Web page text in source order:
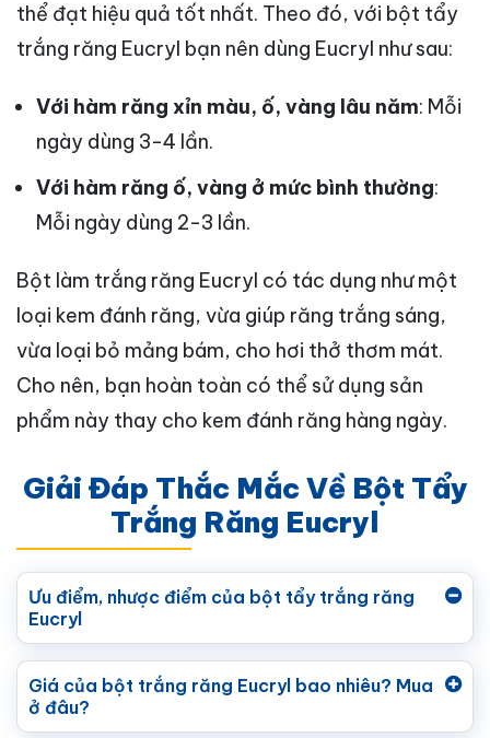
thể đạt hiệu quả tốt nhất. Theo đó, với bột tẩy
trắng răng Eucryl bạn nên dùng Eucryl như sau:
Với hàm răng xỉn màu, ố, vàng lâu năm: Mỗi
ngày dùng 3-4 lần.
Với hàm răng ố, vàng ở mức bình thường:
Mỗi ngày dùng 2-3 lần.
Bột làm trắng răng Eucryl có tác dụng như một
loại kem đánh răng, vừa giúp răng trắng sáng,
vừa loại bỏ mảng bám, cho hơi thở thơm mát.
Cho nên, bạn hoàn toàn có thể sử dụng sản
phẩm này thay cho kem đánh răng hàng ngày.
Giải Đáp Thắc Mắc Về Bột Tẩy
Trắng Răng Eucryl
Ưu điểm, nhược điểm của bột tẩy trắng răng
Eucryl
Giá của bột trắng răng Eucryl bao nhiêu? Mua
ở đâu?